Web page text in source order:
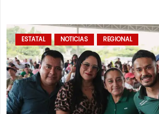
ESTATAL NOTICIAS REGIONAL